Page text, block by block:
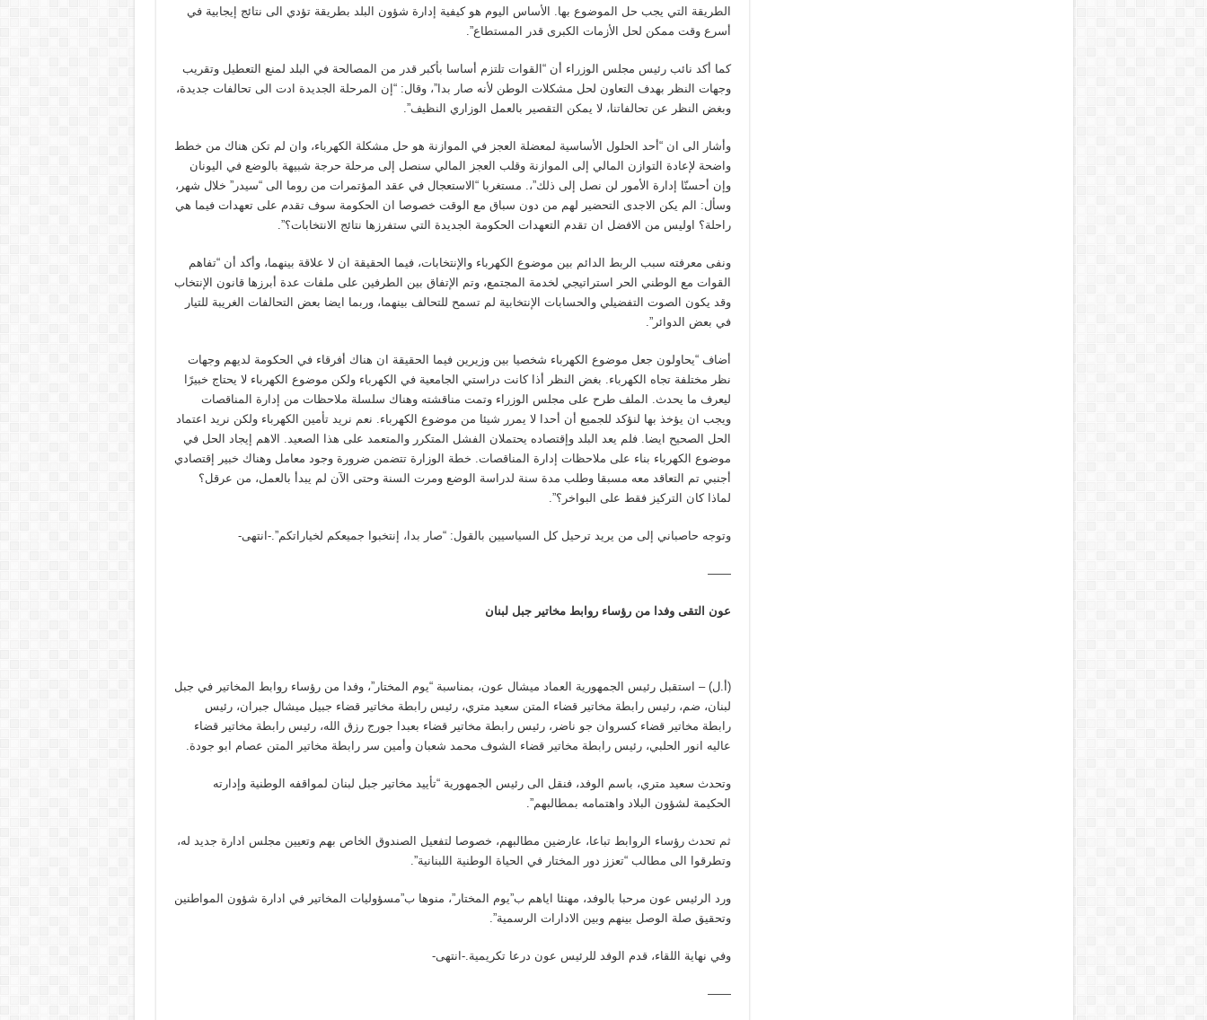
الطريقة التي يجب حل الموضوع بها. الأساس اليوم هو كيفية إدارة شؤون البلد بطريقة تؤدي الى نتائج إيجابية في
أسرع وقت ممكن لحل الأزمات الكبرى قدر المستطاع”.
كما أكد نائب رئيس مجلس الوزراء أن “القوات تلتزم أساسا بأكبر قدر من المصالحة في البلد لمنع التعطيل وتقريب
وجهات النظر بهدف التعاون لحل مشكلات الوطن لأنه صار بدا”، وقال: “إن المرحلة الجديدة ادت الى تحالفات جديدة،
وبغض النظر عن تحالفاتنا، لا يمكن التقصير بالعمل الوزاري النظيف”.
وأشار الى ان “أحد الحلول الأساسية لمعضلة العجز في الموازنة هو حل مشكلة الكهرباء، وان لم تكن هناك من خطط
واضحة لإعادة التوازن المالي إلى الموازنة وقلب العجز المالي سنصل إلى مرحلة حرجة شبيهة بالوضع في اليونان
وإن أحسنّا إدارة الأمور لن نصل إلى ذلك”،. مستغربا “الاستعجال في عقد المؤتمرات من روما الى “سيدر” خلال شهر،
وسأل: الم يكن الاجدى التحضير لهم من دون سباق مع الوقت خصوصا ان الحكومة سوف تقدم على تعهدات فيما هي
راحلة؟ اوليس من الافضل ان تقدم التعهدات الحكومة الجديدة التي ستفرزها نتائج الانتخابات؟”.
ونفى معرفته سبب الربط الدائم بين موضوع الكهرباء والإنتخابات، فيما الحقيقة ان لا علاقة بينهما، وأكد أن “تفاهم
القوات مع الوطني الحر استراتيجي لخدمة المجتمع، وتم الإتفاق بين الطرفين على ملفات عدة أبرزها قانون الإنتخاب
وقد يكون الصوت التفضيلي والحسابات الإنتخابية لم تسمح للتحالف بينهما، وربما ايضا بعض التحالفات الغريبة للتيار
في بعض الدوائر”.
أضاف “يحاولون جعل موضوع الكهرباء شخصيا بين وزيرين فيما الحقيقة ان هناك أفرقاء في الحكومة لديهم وجهات
نظر مختلفة تجاه الكهرباء. بغض النظر أذا كانت دراستي الجامعية في الكهرباء ولكن موضوع الكهرباء لا يحتاج خبيرًا
ليعرف ما يحدث. الملف طرح على مجلس الوزراء وتمت مناقشته وهناك سلسلة ملاحظات من إدارة المناقصات
ويجب ان يؤخذ بها لنؤكد للجميع أن أحدا لا يمرر شيئا من موضوع الكهرباء. نعم نريد تأمين الكهرباء ولكن نريد اعتماد
الحل الصحيح ايضا. فلم يعد البلد وإقتصاده يحتملان الفشل المتكرر والمتعمد على هذا الصعيد. الاهم إيجاد الحل في
موضوع الكهرباء بناء على ملاحظات إدارة المناقصات. خطة الوزارة تتضمن ضرورة وجود معامل وهناك خبير إقتصادي
أجنبي تم التعاقد معه مسبقا وطلب مدة سنة لدراسة الوضع ومرت السنة وحتى الآن لم يبدأ بالعمل، من عرقل؟
لماذا كان التركيز فقط على البواخر؟”.
وتوجه حاصباني إلى من يريد ترحيل كل السياسيين بالقول: “صار بدا، إنتخبوا جميعكم لخياراتكم”.-انتهى-
——
عون التقى وفدا من رؤساء روابط مخاتير جبل لبنان
(أ.ل) – استقبل رئيس الجمهورية العماد ميشال عون، بمناسبة “يوم المختار”، وفدا من رؤساء روابط المخاتير في جبل
لبنان، ضم، رئيس رابطة مخاتير قضاء المتن سعيد متري، رئيس رابطة مخاتير قضاء جبيل ميشال جبران، رئيس
رابطة مخاتير قضاء كسروان جو ناضر، رئيس رابطة مخاتير قضاء بعبدا جورج رزق الله، رئيس رابطة مخاتير قضاء
عاليه انور الحلبي، رئيس رابطة مخاتير قضاء الشوف محمد شعبان وأمين سر رابطة مخاتير المتن عصام ابو جودة.
وتحدث سعيد متري، باسم الوفد، فنقل الى رئيس الجمهورية “تأييد مخاتير جبل لبنان لمواقفه الوطنية وإدارته
الحكيمة لشؤون البلاد واهتمامه بمطالبهم”.
ثم تحدث رؤساء الروابط تباعا، عارضين مطالبهم، خصوصا لتفعيل الصندوق الخاص بهم وتعيين مجلس ادارة جديد له،
وتطرقوا الى مطالب “تعزز دور المختار في الحياة الوطنية اللبنانية”.
ورد الرئيس عون مرحبا بالوفد، مهنئا اياهم ب”يوم المختار”، منوها ب”مسؤوليات المخاتير في ادارة شؤون المواطنين
وتحقيق صلة الوصل بينهم وبين الادارات الرسمية”.
وفي نهاية اللقاء، قدم الوفد للرئيس عون درعا تكريمية.-انتهى-
——